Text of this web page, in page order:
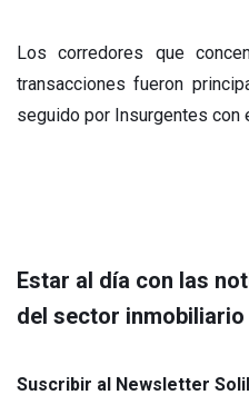
Los corredores que
transacciones fueron
seguido por Insurgentes con
Estar al día con las
del sector inmobiliario
Suscribir al Newsletter